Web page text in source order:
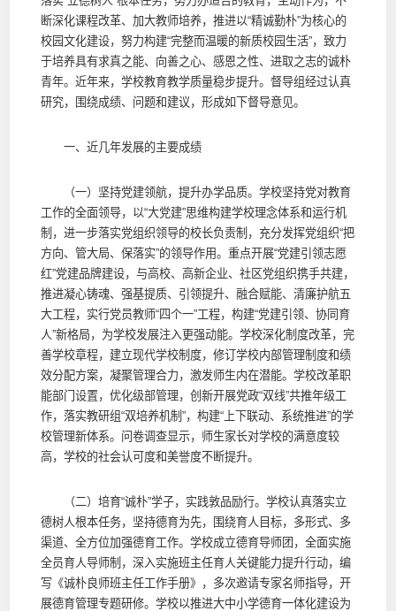
断深化课程改革、加大教师培养，推进以“精诚勤朴”为核心的
校园文化建设，努力构建“完整而温暖的新质校园生活”，致力
于培养具有求真之能、向善之心、感恩之性、进取之志的诚朴
青年。近年来，学校教育教学质量稳步提升。督导组经过认真
研究，围绕成绩、问题和建议，形成如下督导意见。
一、近几年发展的主要成绩
（一）坚持党建领航，提升办学品质。学校坚持党对教育
工作的全面领导，以“大党建”思维构建学校理念体系和运行机
制，进一步落实党组织领导的校长负责制，充分发挥党组织“把
方向、管大局、保落实”的领导作用。重点开展“党建引领志愿
红”党建品牌建设，与高校、高新企业、社区党组织携手共建，
推进凝心铸魂、强基提质、引领提升、融合赋能、清廉护航五
大工程，实行党员教师“四个一”工程，构建“党建引领、协同育
人”新格局，为学校发展注入更强动能。学校深化制度改革，完
善学校章程，建立现代学校制度，修订学校内部管理制度和绩
效分配方案，凝聚管理合力，激发师生内在潜能。学校改革职
能部门设置，优化级部管理，创新开展党政“双线”共推年级工
作，落实教研组“双培养机制”，构建“上下联动、系统推进”的学
校管理新体系。问卷调查显示，师生家长对学校的满意度较
高，学校的社会认可度和美誉度不断提升。
（二）培育“诚朴”学子，实践敦品励行。学校认真落实立
德树人根本任务，坚持德育为先，围绕育人目标，多形式、多
渠道、全方位加强德育工作。学校成立德育导师团，全面实施
全员育人导师制，深入实施班主任育人关键能力提升行动，编
写《诚朴良师班主任工作手册》，多次邀请专家名师指导，开
展德育管理专题研修。学校以推进大中小学德育一体化建设为